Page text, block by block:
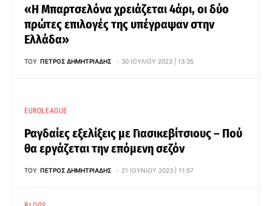
«Η Μπαρτσελόνα χρειάζεται 4άρι, οι δύο
πρώτες επιλογές της υπέγραψαν στην
Ελλάδα»
ΤΟΥ ΠΈΤΡΟΣ ΔΗΜΗΤΡΙΆΔΗΣ 30 ΙΟΥΛΊΟΥ 2023 | 13:35
EUROLEAGUE
Ραγδαίες εξελίξεις με Γιασικεβίτσιους – Πού
θα εργάζεται την επόμενη σεζόν
ΤΟΥ ΠΈΤΡΟΣ ΔΗΜΗΤΡΙΆΔΗΣ 21 ΙΟΥΝΊΟΥ 2023 | 11:57